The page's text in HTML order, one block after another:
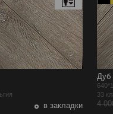
в закладки
Дуб
33
4